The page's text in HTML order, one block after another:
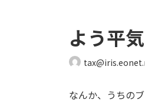
よう平
なんか、うちの